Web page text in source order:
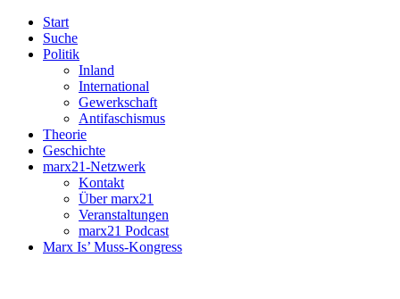
Start
Suche
Politik
Inland
International
Gewerkschaft
Antifaschismus
Theorie
Geschichte
marx21-Netzwerk
Kontakt
Über marx21
Veranstaltungen
marx21 Podcast
Marx Is’ Muss-Kongress